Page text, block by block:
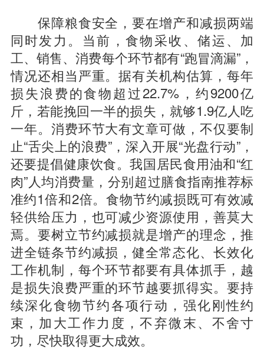
保障粮食安全，要在增产和减损两端
同时发力。当前，食物采收、储运、加
工、销售、消费每个环节都有“跑冒滴漏”，
情况还相当严重。据有关机构估算，每年
损失浪费的食物超过22.7%，约9200亿
斤，若能挽回一半的损失，就够1.9亿人吃
一年。消费环节大有文章可做，不仅要制
止“舌尖上的浪费”，深入开展“光盘行动”，
还要提倡健康饮食。我国居民食用油和“红
肉”人均消费量，分别超过膳食指南推荐标
准约1倍和2倍。食物节约减损既可有效减
轻供给压力，也可减少资源使用，善莫大
焉。要树立节约减损就是增产的理念，推
进全链条节约减损，健全常态化、长效化
工作机制，每个环节都要有具体抓手，越
是损失浪费严重的环节越要抓得实。要持
续深化食物节约各项行动，强化刚性约
束，加大工作力度，不弃微末、不舍寸
功，尽快取得更大成效。